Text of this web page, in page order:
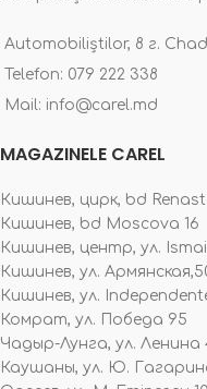
Automobiliștilor, 8 г.
Telefon: 079 222 338
Mail: info@carel.md
MAGAZINELE CAREL
Кишинев, цирк, bd
Кишинев, bd Moscova 16
Кишинев, центр, ул.
Кишинев, ул.
Кишинев, ул.
Комрат, ул. Победа 95
Чадыр-Лунга, ул. Ленина
Каушаны, ул. Ю.